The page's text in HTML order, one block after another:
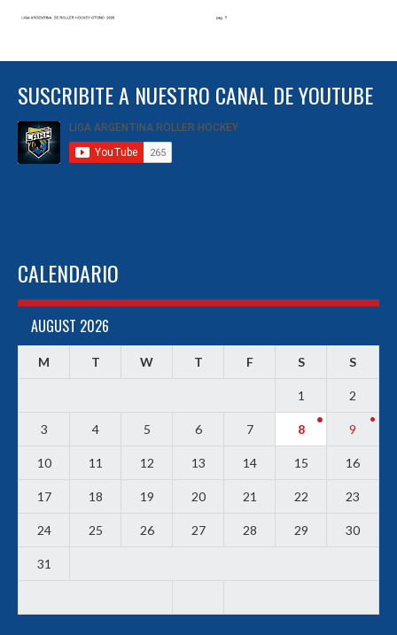
SUSCRIBITE A NUESTRO CANAL DE YOUTUBE
CALENDARIO
AUGUST 2026
M T W T F S S
1 2
3 4 5 6 7 8 9
10 11 12 13 14 15 16
17 18 19 20 21 22 23
24 25 26 27 28 29 30
31